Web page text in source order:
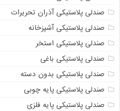
صندلی پلاستیکی آذران تحریرات
صندلی پلاستیکی آشپزخانه
صندلی پلاستیکی استخر
صندلی پلاستیکی باغی
صندلی پلاستیکی بدون دسته
صندلی پلاستیکی پایه چوبی
صندلی پلاستیکی پایه فلزی